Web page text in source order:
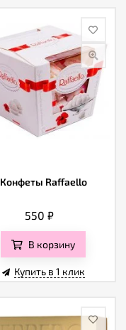
Конфеты Raffaello
550 ₽
В корзину
Купить в 1 клик